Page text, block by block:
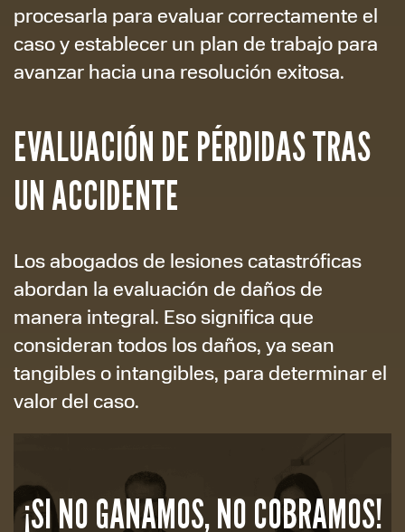
procesarla para evaluar correctamente el
caso y establecer un plan de trabajo para
avanzar hacia una resolución exitosa.
EVALUACIÓN DE PÉRDIDAS TRAS
UN ACCIDENTE
Los abogados de lesiones catastróficas
abordan la evaluación de daños de
manera integral. Eso significa que
consideran todos los daños, ya sean
tangibles o intangibles, para determinar el
valor del caso.
¡SI NO GANAMOS, NO COBRAMOS!